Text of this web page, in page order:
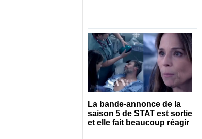
La bande-annonce de la
saison 5 de STAT est sortie
et elle fait beaucoup réagir